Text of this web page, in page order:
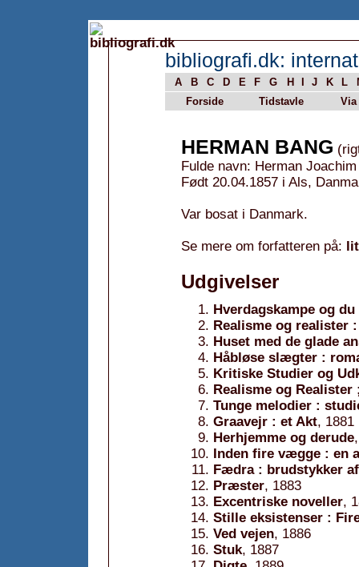
bibliografi.dk:
A B C D E F G H J K L
Forside
Tidstavle Via
HERMAN BANG
Fulde navn: Herman
Født 20.04.1857 i Als,
Var bosat i Danmark.
Se mere om forfatteren på:
Udgivelser
Hverdagskampe og
Realisme og
Huset med de glade
Håbløse slægter :
Kritiske Studier og
Realisme og
Tunge melodier :
Graavejr : et Akt, 1881
Herhjemme og derude
Inden fire vægge : en
Fædra : brudstykker
Præster, 1883
Excentriske noveller,
Stille eksistenser :
Ved vejen, 1886
Stuk, 1887